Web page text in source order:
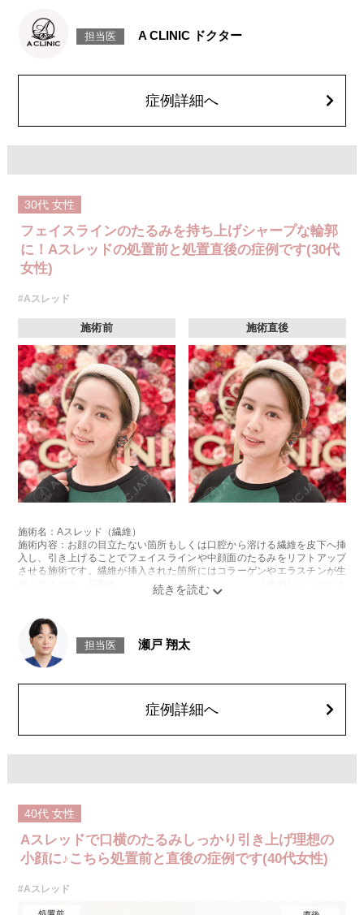
とがございます。また、稀ではありますが、施術部位の細菌感染症、皮膚
のよれ、繊維の突出などが生じることがございます。化膿止め・痛み止め
費用：1部位 184,800円(税込)
オプション：笑気麻酔 3,300円(税込)
担当医 A CLINIC ドクター
症例詳細へ
30代 女性
フェイスラインのたるみを持ち上げシャープな輪郭
に！Aスレッドの処置前と処置直後の症例です(30代
女性)
#Aスレッド
施術前 施術直後
施術名：Aスレッド（繊維）
施術内容：お顔の目立たない箇所もしくは口腔から溶ける繊維を皮下へ挿
入し、引き上げることでフェイスラインや中顔面のたるみをリフトアップ
させる施術です。繊維が挿入された箇所にはコラーゲンやエラスチンが生
成されるため、長期的な美肌効果、肌質の改善効果、将来的なシワやたる
みの予防効果が期待できます。
リスク、副作用：腫れ、内出血、疼痛、頭痛、引き攣れ感などが生じるこ
とがございます。また、稀ではありますが、施術部位の細菌感染症、皮膚
のよれ、繊維の突出などが生じることがございます。化膿止め・痛み止め
を処方しております。服用により、何か異常があれば服用を中止してくだ
費用：1部位 184,800円(税込)
オプション：笑気麻酔 3,300円(税込)
担当医 瀬戸 翔太
症例詳細へ
40代 女性
Aスレッドで口横のたるみしっかり引き上げ理想の
小顔に♪こちら処置前と直後の症例です(40代女性)
#Aスレッド